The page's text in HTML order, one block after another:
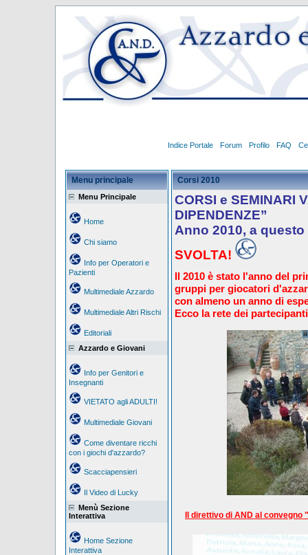
Indice Portale Forum Profilo FAQ
Menu principale
Menu Principale
Home
Chi siamo
Info per Operatori e
Pazienti
Multimediale Azzardo
Multimediale Altri Rischi
Editoriali
Azzardo e Giovani
Info per Genitori e
Insegnanti
VIETATO agli ADULTI!
Multimediale Giovani
Come diventare ricchi
con i giochi d'azzardo?
Scacciapensieri
Il Video di Lucky
Menù Sezione
Interattiva
Home Sezione
Interattiva
Corsi 2010
CORSI e SEMINARI
DIPENDENZE”
Anno 2010, a
SVOLTA!
Il 2010 è stato l'anno del
gruppi per giocatori
con almeno un anno di
Ecco la rete dei
Il direttivo di AND al convegno